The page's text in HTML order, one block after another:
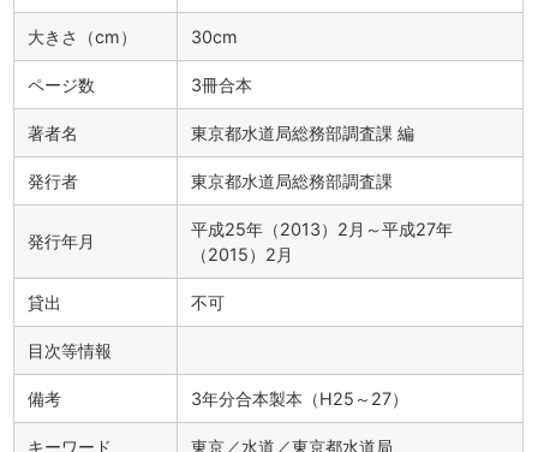
大きさ（cm） 30cm
ページ数 3冊合本
著者名 東京都水道局総務部調査課 編
発行者 東京都水道局総務部調査課
発行年月
平成25年（2013）2月～平成27年
（2015）2月
貸出 不可
目次等情報
備考 3年分合本製本（H25～27）
キーワード 東京／水道／東京都水道局